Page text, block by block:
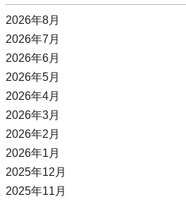
2026年8月
2026年7月
2026年6月
2026年5月
2026年4月
2026年3月
2026年2月
2026年1月
2025年12月
2025年11月